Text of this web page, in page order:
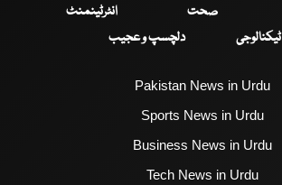
صحت
انٹرٹینمنٹ
ٹیکنالوجی
دلچسپ و عجیب
Pakistan News in Urdu
Sports News in Urdu
Business News in Urdu
Tech News in Urdu